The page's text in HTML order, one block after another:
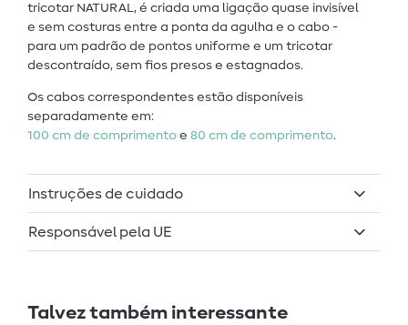
tricotar NATURAL, é criada uma ligação quase invisível
e sem costuras entre a ponta da agulha e o cabo -
para um padrão de pontos uniforme e um tricotar
descontraído, sem fios presos e estagnados.
Os cabos correspondentes estão disponíveis
separadamente em:
100 cm de comprimento e 80 cm de comprimento.
Instruções de cuidado
Responsável pela UE
Talvez também interessante